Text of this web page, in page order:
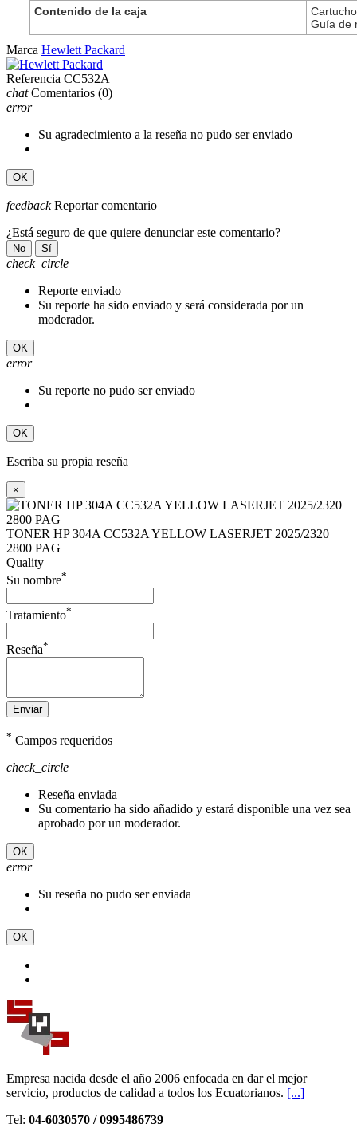
Contenido de la caja
Guía de
Marca Hewlett Packard
Referencia CC532A
chat Comentarios (0)
error
Su agradecimiento a la reseña no pudo ser enviado
OK
feedback Reportar comentario
¿Está seguro de que quiere denunciar este comentario?
No Sí
check_circle
Reporte enviado
Su reporte ha sido enviado y será considerada por un
moderador.
OK
error
Su reporte no pudo ser enviado
OK
Escriba su propia reseña
×
TONER HP 304A CC532A YELLOW LASERJET 2025/2320
2800 PAG
Quality
Su nombre*
Tratamiento*
Reseña*
Enviar
* Campos requeridos
check_circle
Reseña enviada
Su comentario ha sido añadido y estará disponible una vez sea
aprobado por un moderador.
OK
error
Su reseña no pudo ser enviada
OK
Empresa nacida desde el año 2006 enfocada en dar el mejor
servicio, productos de calidad a todos los Ecuatorianos. [...]
Tel: 04-6030570 / 0995486739